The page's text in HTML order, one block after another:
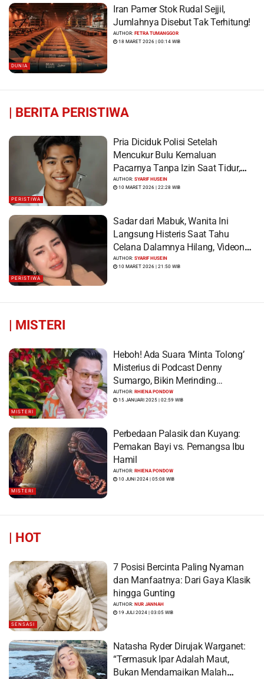
DUNIA
Iran Pamer Stok Rudal Sejjil,
Jumlahnya Disebut Tak Terhitung!
AUTHOR:FETRA TUMANGGOR
18 MARET 2026 | 00:14 WIB
| BERITA PERISTIWA
PERISTIWA
Pria Diciduk Polisi Setelah
Mencukur Bulu Kemaluan
Pacarnya Tanpa Izin Saat Tidur,
Korban Syok Saat Terbangun
AUTHOR:SYARIF HUSEIN
10 MARET 2026 | 22:28 WIB
PERISTIWA
Sadar dari Mabuk, Wanita Ini
Langsung Histeris Saat Tahu
Celana Dalamnya Hilang, Videonya
Viral
AUTHOR:SYARIF HUSEIN
10 MARET 2026 | 21:50 WIB
| MISTERI
MISTERI
Heboh! Ada Suara ‘Minta Tolong’
Misterius di Podcast Denny
Sumargo, Bikin Merinding…
AUTHOR:RHIENA PONDOW
15 JANUARI 2025 | 02:59 WIB
MISTERI
Perbedaan Palasik dan Kuyang:
Pemakan Bayi vs. Pemangsa Ibu
Hamil
AUTHOR:RHIENA PONDOW
10 JUNI 2024 | 05:08 WIB
| HOT
SENSASI
7 Posisi Bercinta Paling Nyaman
dan Manfaatnya: Dari Gaya Klasik
hingga Gunting
AUTHOR:NUR JANNAH
19 JULI 2024 | 03:05 WIB
Natasha Ryder Dirujak Warganet:
“Termasuk Ipar Adalah Maut,
Bukan Mendamaikan Malah